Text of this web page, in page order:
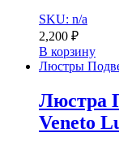
SKU: n/a
2,200 ₽
В корзину
Люстры
Люстра
Veneto